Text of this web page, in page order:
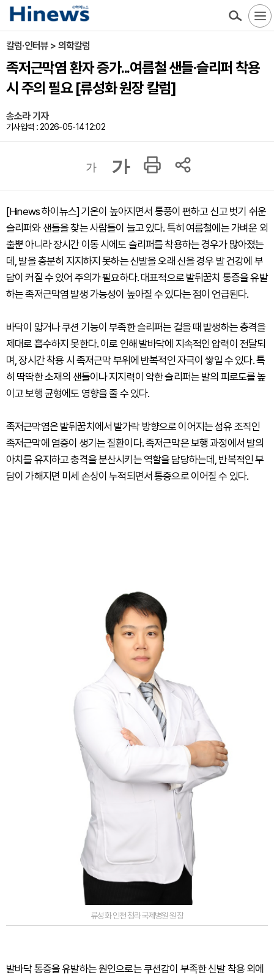
칼럼·인터뷰 > 의학칼럼
족저근막염 환자 증가...여름철 샌들·슬리퍼 착용
시 주의 필요 [류성화 원장 칼럼]
송소라 기자
기사입력 : 2026-05-14 12:02
가 가
[Hinews 하이뉴스] 기온이 높아지면서 통풍이 편하고 신고 벗기 쉬운
슬리퍼와 샌들을 찾는 사람들이 늘고 있다. 특히 여름철에는 가벼운 외
출뿐 아니라 장시간 이동 시에도 슬리퍼를 착용하는 경우가 많아졌는
데, 발을 충분히 지지하지 못하는 신발을 오래 신을 경우 발 건강에 부
담이 커질 수 있어 주의가 필요하다. 대표적으로 발뒤꿈치 통증을 유발
하는 족저근막염 발생 가능성이 높아질 수 있다는 점이 언급된다.
바닥이 얇거나 쿠션 기능이 부족한 슬리퍼는 걸을 때 발생하는 충격을
제대로 흡수하지 못한다. 이로 인해 발바닥에 지속적인 압력이 전달되
며, 장시간 착용 시 족저근막 부위에 반복적인 자극이 쌓일 수 있다. 특
히 딱딱한 소재의 샌들이나 지지력이 약한 슬리퍼는 발의 피로도를 높
이고 보행 균형에도 영향을 줄 수 있다.
족저근막염은 발뒤꿈치에서 발가락 방향으로 이어지는 섬유 조직인
족저근막에 염증이 생기는 질환이다. 족저근막은 보행 과정에서 발의
아치를 유지하고 충격을 분산시키는 역할을 담당하는데, 반복적인 부
담이 가해지면 미세 손상이 누적되면서 통증으로 이어질 수 있다.
류성화 인천 청라국제병원 원장
발바닥 통증을 유발하는 원인으로는 쿠션감이 부족한 신발 착용 외에